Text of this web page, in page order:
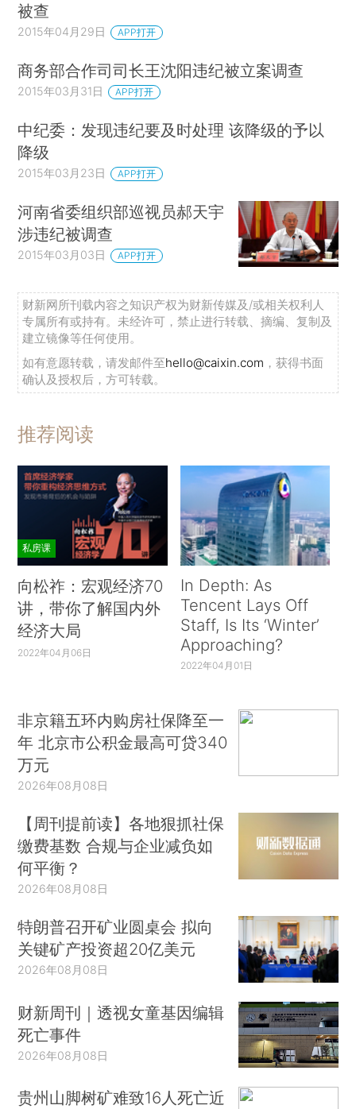
被查
2015年04月29日 APP打开
商务部合作司司长王沈阳违纪被立案调查
2015年03月31日 APP打开
中纪委：发现违纪要及时处理 该降级的予以
降级
2015年03月23日 APP打开
河南省委组织部巡视员郝天宇
涉违纪被调查
2015年03月03日 APP打开
财新网所刊载内容之知识产权为财新传媒及/或相关权利人
专属所有或持有。未经许可，禁止进行转载、摘编、复制及
建立镜像等任何使用。
如有意愿转载，请发邮件至hello@caixin.com ，获得书面
确认及授权后，方可转载。
推荐阅读
私房课
向松祚：宏观经济70
讲，带你了解国内外
经济大局
2022年04月06日
In Depth: As
Tencent Lays Off
Staff, Is Its ‘Winter’
Approaching?
2022年04月01日
非京籍五环内购房社保降至一
年 北京市公积金最高可贷340
万元
2026年08月08日
【周刊提前读】各地狠抓社保
缴费基数 合规与企业减负如
何平衡？
2026年08月08日
特朗普召开矿业圆桌会 拟向
关键矿产投资超20亿美元
2026年08月08日
财新周刊｜透视女童基因编辑
死亡事件
2026年08月08日
贵州山脚树矿难致16人死亡近